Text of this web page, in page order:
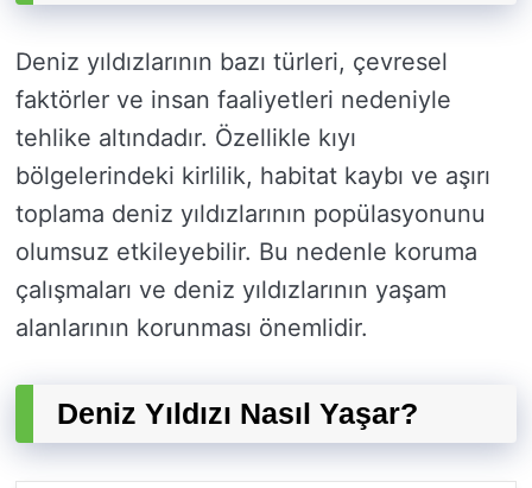
Deniz yıldızlarının bazı türleri, çevresel
faktörler ve insan faaliyetleri nedeniyle
tehlike altındadır. Özellikle kıyı
bölgelerindeki kirlilik, habitat kaybı ve aşırı
toplama deniz yıldızlarının popülasyonunu
olumsuz etkileyebilir. Bu nedenle koruma
çalışmaları ve deniz yıldızlarının yaşam
alanlarının korunması önemlidir.
Deniz Yıldızı Nasıl Yaşar?